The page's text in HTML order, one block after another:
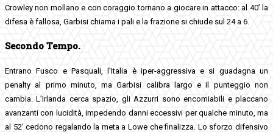
Crowley non mollano e con coraggio tornano a giocare in attacco: al 40’ la
difesa è fallosa, Garbisi chiama i pali e la frazione si chiude sul 24 a 6.
Secondo Tempo.
Entrano Fusco e Pasquali, l’Italia è iper-aggressiva e si guadagna un
penalty al primo minuto, ma Garbisi calibra largo e il punteggio non
cambia. L’Irlanda cerca spazio, gli Azzurri sono encomiabili e placcano
avanzanti con lucidità, impedendo danni eccessivi per qualche minuto, ma
al 52’ cedono regalando la meta a Lowe che finalizza. Lo sforzo difensivo